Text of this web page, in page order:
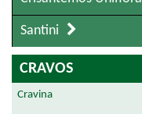
Santini
CRAVOS
Cravina